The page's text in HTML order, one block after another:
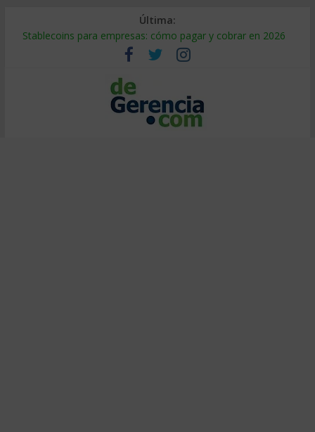
Última:
Stablecoins para empresas: cómo pagar y cobrar en 2026
Despido silencioso: qué es y por qué sale tan caro
IA en selección de personal: cómo auditarla a tiempo
Trabajo forzoso en la cadena de suministro: qué hacer
Mercado hispano de EE. UU.: cómo segmentarlo y venderle